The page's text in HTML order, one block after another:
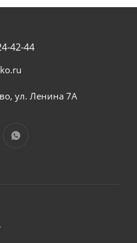
42-44
ул. Ленина 7А